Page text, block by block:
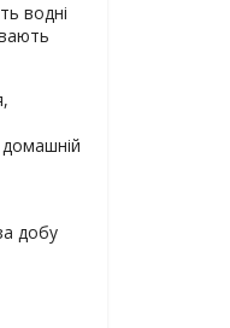
водні
домашній
добу